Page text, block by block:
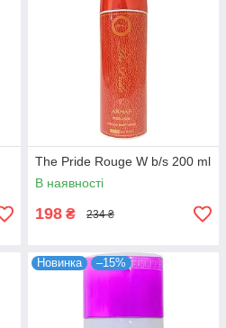
The Pride Rouge W b/s 200 ml
В наявності
198 ₴ 234 ₴
Новинка –15%